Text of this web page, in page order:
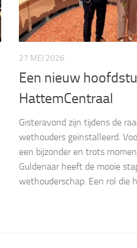
27 MEI 2026
Een nieuw
HattemCentraal
Gisteravond zijn tijdens de
wethouders geïnstalleerd.
een bijzonder en trots
Guldenaar heeft de mooie
wethouderschap. Een rol die